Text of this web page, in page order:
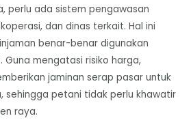
perlu ada sistem pengawasan
dan dinas terkait. Hal ini
benar-benar digunakan
mengatasi risiko harga,
jaminan serap pasar untuk
sehingga petani tidak perlu khawatir
raya.